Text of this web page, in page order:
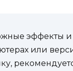
эффекты
или